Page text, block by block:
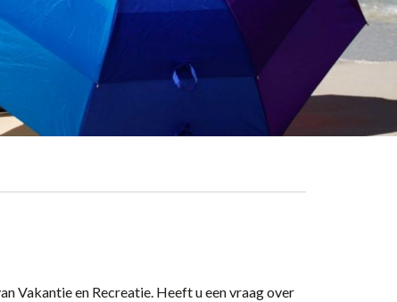
Vakantie en Recreatie. Heeft u een vraag over